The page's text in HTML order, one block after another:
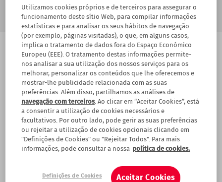
Alarmes Ponta Delgada
Utilizamos cookies próprios e de terceiros para assegurar o
funcionamento deste sítio Web, para compilar informações
estatísticas e para analisar os seus hábitos de navegação
(por exemplo, páginas visitadas), o que, em alguns casos,
implica o tratamento de dados fora do Espaço Económico
Europeu (EEE). O tratamento destas informações permite-
nos analisar a sua utilização dos nossos serviços para os
melhorar, personalizar os conteúdos que lhe oferecemos e
mostrar-lhe publicidade relacionada com as suas
preferências. Além disso, partilhamos as análises de
navegação com terceiros. Ao clicar em “Aceitar Cookies”, está
a consentir a utilização de cookies necessários e
facultativos. Por outro lado, pode gerir as suas preferências
ou rejeitar a utilização de cookies opcionais clicando em
"Definições de Cookies" ou "Rejeitar Todos". Para mais
informações, pode consultar a nossa política de cookies.
Definições de Cookies Aceitar Cookies